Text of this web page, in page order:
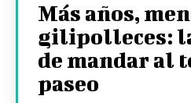
Más años,
gilipolleces:
de mandar al
paseo